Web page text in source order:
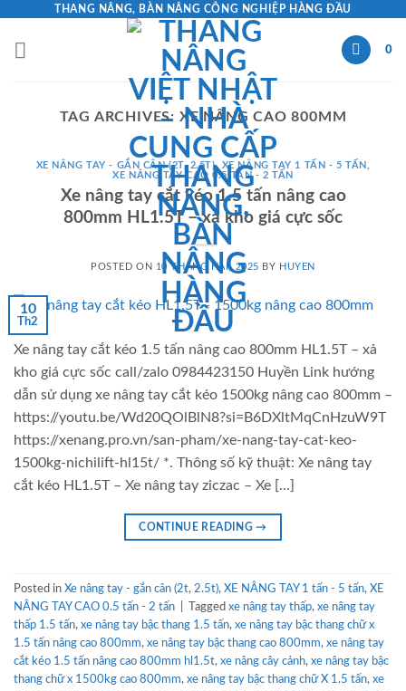
content
THANG NÂNG, BÀN NÂNG CÔNG NGHIỆP HÀNG ĐẦU
0
TAG ARCHIVES: XE NÂNG CAO 800MM
XE NÂNG TAY - GẮN CÂN (2T, 2.5T), XE NÂNG TAY 1 TẤN - 5 TẤN
XE NÂNG TAY CAO 0.5 TẤN - 2 TẤN
Xe nâng tay cắt kéo 1.5 tấn nâng cao
800mm HL1.5T – xả kho giá cực sốc
POSTED ON 10 THÁNG HAI, 2025 BY HUYEN
10
Th2
Xe nâng tay cắt kéo 1.5 tấn nâng cao 800mm HL1.5T – xả
kho giá cực sốc call/zalo 0984423150 Huyền Link hướng
dẫn sử dụng xe nâng tay cắt kéo 1500kg nâng cao 800mm –
https://youtu.be/Wd20QOlBlN8?si=B6DXltMqCnHzuW9T
https://xenang.pro.vn/san-pham/xe-nang-tay-cat-keo-
1500kg-nichilift-hl15t/ *. Thông số kỹ thuật: Xe nâng tay
cắt kéo HL1.5T – Xe nâng tay ziczac – Xe […]
CONTINUE READING→
Posted in Xe nâng tay - gắn cân (2t, 2.5t), XE NÂNG TAY 1 tấn - 5 tấn, XE
NÂNG TAY CAO 0.5 tấn - 2 tấn
Tagged xe nâng tay thấp, xe nâng tay
thấp 1.5 tấn, xe nâng tay bậc thang 1.5 tấn, xe nâng tay bậc thang chữ x
1.5 tấn nâng cao 800mm, xe nâng tay bậc thang cao 800mm, xe nâng tay
cắt kéo 1.5 tấn nâng cao 800mm hl1.5t, xe nâng cây cảnh, xe nâng tay bậc
thang chữ x 1500kg cao 800mm, xe nâng tay bậc thang chữ X 1.5 tấn, xe